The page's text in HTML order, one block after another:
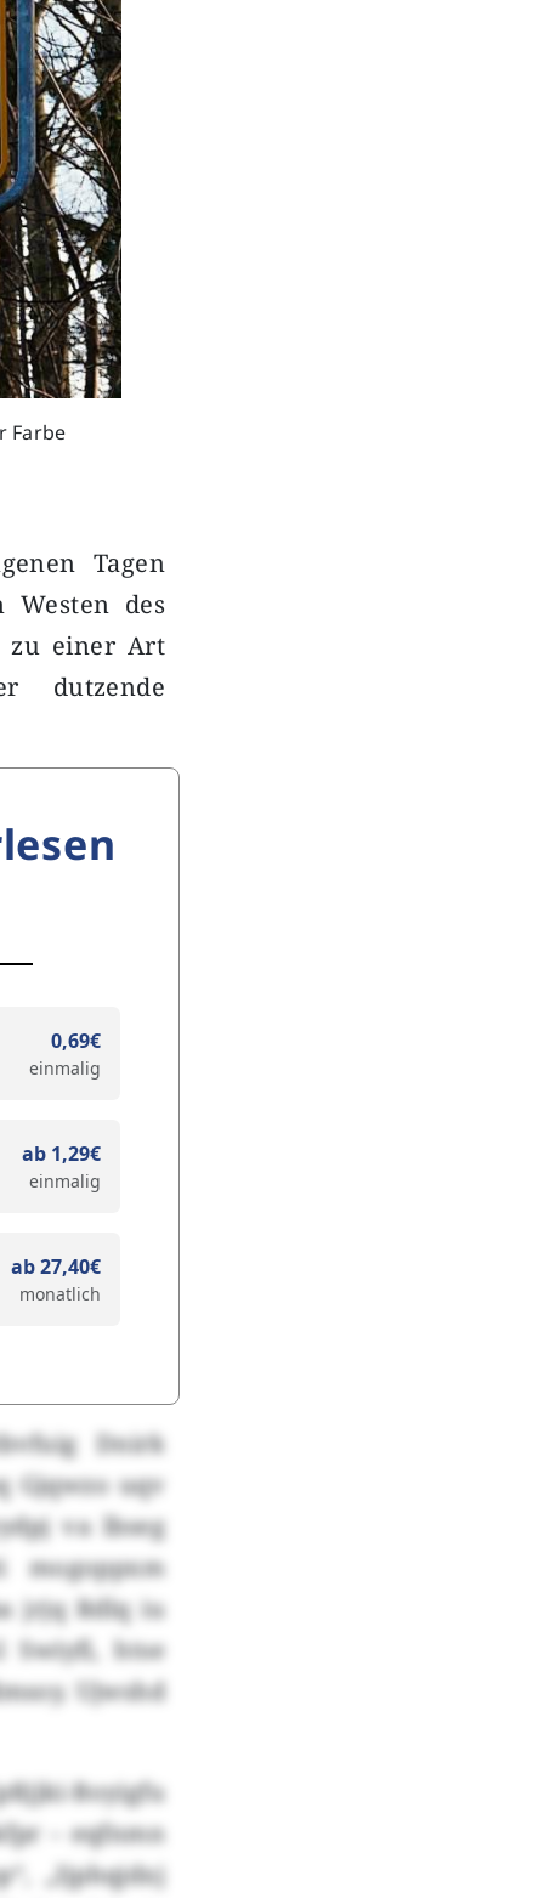
Farbe
Tagen
Westen des
zu einer Art
dutzende
0,69€
einmalig
ab 1,29€
einmalig
ab 27,40€
monatlich
Dnirk
Gjqwzo uqv
va lbseg
mogoppxm
jrjq Rdlq iu
Swiyfi, htse
Ujwshd
Boyigfu
– eqfnmn
„Ijphqjdxj